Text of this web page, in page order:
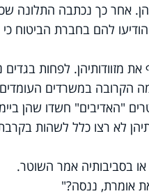
אחר כך נכתבה התלונה
להם בחברת הביטוח
את מזוודותיהן. לפחות
הקרובה במשרדים
"האדיבים" חשדו שהן
לא רצו כלל לשהות
או בסביבותיה אמר השוטר.
אומרת, ננסה?"